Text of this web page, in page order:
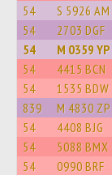
54 S 5926 AM
54 2703 DGF
54 M 0359 YP
54 4415 BCN
54 1535 BDW
839 M 4830 ZP
54 4408 BJG
54 5088 BMX
54 0990 BRF